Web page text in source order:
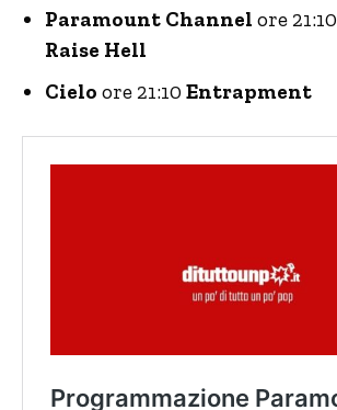
Paramount Channel ore 21:10
Raise Hell
Cielo ore 21:10 Entrapment